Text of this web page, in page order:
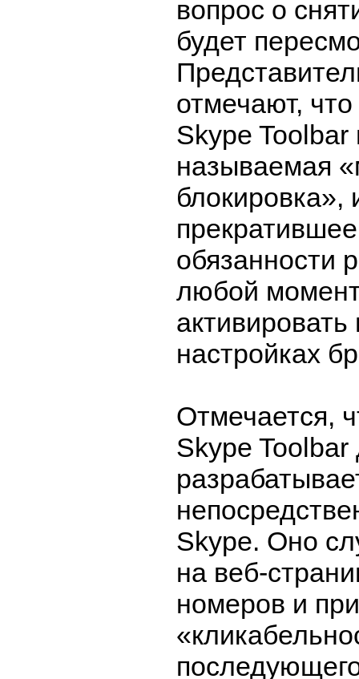
вопрос о
будет
отмечают,
Skype Toolbar
называемая
блокировка»,
обязанности
любой
настройках
Отмечается,
Skype
Skype. Оно
на веб-
номеров и